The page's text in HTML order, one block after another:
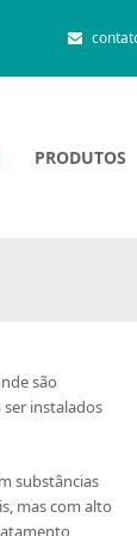
PRODUTOS
são
instalados
substâncias
mas com alto